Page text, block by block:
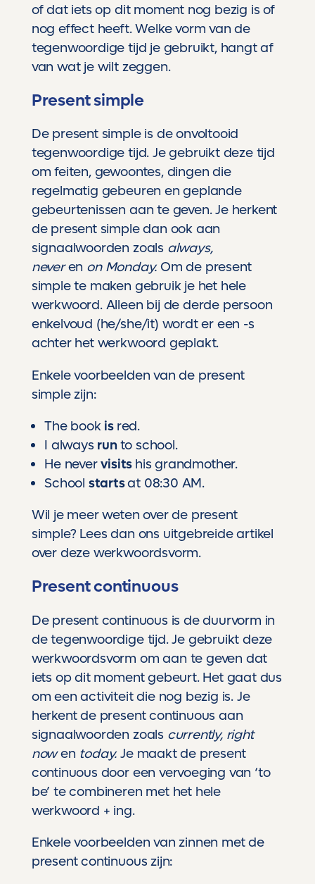
of dat iets op dit moment nog bezig is of
nog effect heeft. Welke vorm van de
tegenwoordige tijd je gebruikt, hangt af
van wat je wilt zeggen.
Present simple
De present simple is de onvoltooid
tegenwoordige tijd. Je gebruikt deze tijd
om feiten, gewoontes, dingen die
regelmatig gebeuren en geplande
gebeurtenissen aan te geven. Je herkent
de present simple dan ook aan
signaalwoorden zoals always,
neveren on Monday.Om de present
simple te maken gebruik je het hele
werkwoord. Alleen bij de derde persoon
enkelvoud (he/she/it) wordt er een -s
achter het werkwoord geplakt.
Enkele voorbeelden van de present
simple zijn:
The book is red.
I always runto school.
He nevervisits his grandmother.
School startsat 08:30 AM.
Wil je meer weten over de present
simple? Lees dan ons uitgebreide artikel
over deze werkwoordsvorm.
Present continuous
De present continuous is de duurvorm in
de tegenwoordige tijd. Je gebruikt deze
werkwoordsvorm om aan te geven dat
iets op dit moment gebeurt. Het gaat dus
om een activiteit die nog bezig is. Je
herkent de present continuous aan
signaalwoorden zoals currently, right
nowen today.Je maakt de present
continuous door een vervoeging van ‘to
be’ te combineren met het hele
werkwoord + ing.
Enkele voorbeelden van zinnen met de
present continuous zijn: